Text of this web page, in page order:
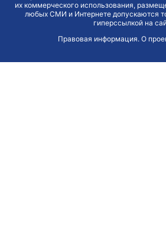
их коммерческого использования,
любых СМИ и Интернете допускаются
гиперссылкой на
Правовая информация. О